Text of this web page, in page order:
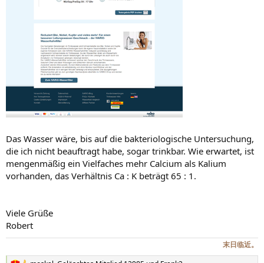
Das Wasser wäre, bis auf die bakteriologische Untersuchung,
die ich nicht beauftragt habe, sogar trinkbar. Wie erwartet, ist
mengenmäßig ein Vielfaches mehr Calcium als Kalium
vorhanden, das Verhältnis Ca : K beträgt 65 : 1.
Viele Grüße
Robert
末日临近。